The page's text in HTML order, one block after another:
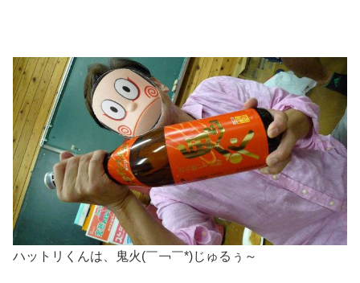
ハットリくんは、鬼火(￣￢￣*)じゅるぅ～